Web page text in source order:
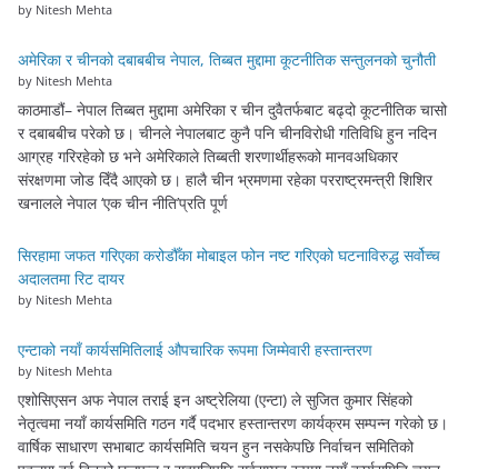
by Nitesh Mehta
अमेरिका र चीनको दबाबबीच नेपाल, तिब्बत मुद्दामा कूटनीतिक सन्तुलनको चुनौती
by Nitesh Mehta
काठमाडौं– नेपाल तिब्बत मुद्दामा अमेरिका र चीन दुवैतर्फबाट बढ्दो कूटनीतिक चासो
र दबाबबीच परेको छ। चीनले नेपालबाट कुनै पनि चीनविरोधी गतिविधि हुन नदिन
आग्रह गरिरहेको छ भने अमेरिकाले तिब्बती शरणार्थीहरूको मानवअधिकार
संरक्षणमा जोड दिँदै आएको छ। हालै चीन भ्रमणमा रहेका परराष्ट्रमन्त्री शिशिर
खनालले नेपाल ‘एक चीन नीति’प्रति पूर्ण
सिरहामा जफत गरिएका करोडौँका मोबाइल फोन नष्ट गरिएको घटनाविरुद्ध सर्वोच्च
अदालतमा रिट दायर
by Nitesh Mehta
एन्टाको नयाँ कार्यसमितिलाई औपचारिक रूपमा जिम्मेवारी हस्तान्तरण
by Nitesh Mehta
एशोसिएसन अफ नेपाल तराई इन अष्ट्रेलिया (एन्टा) ले सुजित कुमार सिंहको
नेतृत्वमा नयाँ कार्यसमिति गठन गर्दै पदभार हस्तान्तरण कार्यक्रम सम्पन्न गरेको छ।
वार्षिक साधारण सभाबाट कार्यसमिति चयन हुन नसकेपछि निर्वाचन समितिको